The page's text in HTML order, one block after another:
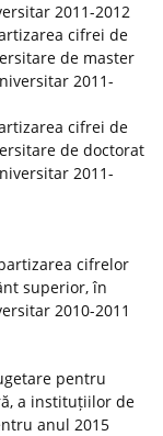
2011-2012
cifrei de
de master
2011-
cifrei de
de doctorat
2011-
cifrelor
superior, în
2010-2011
pentru
a instituțiilor de
anul 2015